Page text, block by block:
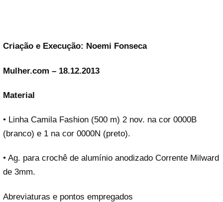
Criação e Execução: Noemi Fonseca
Mulher.com – 18.12.2013
Material
• Linha Camila Fashion (500 m) 2 nov. na cor 0000B
(branco) e 1 na cor 0000N (preto).
• Ag. para crochê de alumínio anodizado Corrente Milward
de 3mm.
Abreviaturas e pontos empregados